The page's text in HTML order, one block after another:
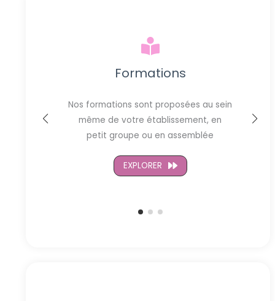
Formations
Nos formations sont proposées au sein
même de votre établissement, en
petit groupe ou en assemblée
EXPLORER